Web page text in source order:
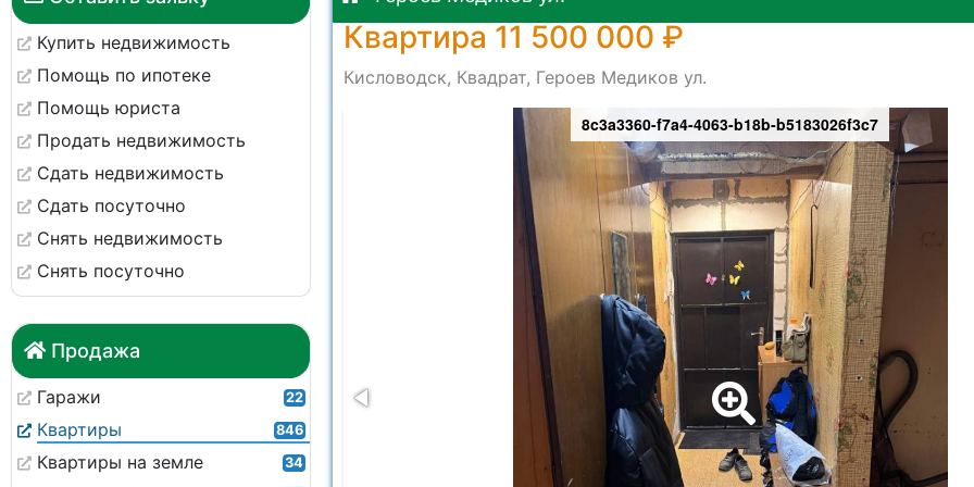
Купить недвижимость
Помощь по ипотеке
Помощь юриста
Продать недвижимость
Сдать недвижимость
Сдать посуточно
Снять недвижимость
Снять посуточно
Продажа
Гаражи 22
Квартиры 846
Квартиры на земле 34
Квартира 11 500 000 ₽
Кисловодск, Квадрат, Героев Медиков ул.
8c3a3360-f7a4-4063-b18b-b5183026f3c7